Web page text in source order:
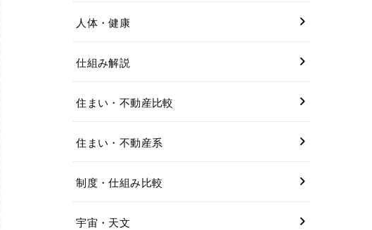
人体・健康
仕組み解説
住まい・不動産比較
住まい・不動産系
制度・仕組み比較
宇宙・天文